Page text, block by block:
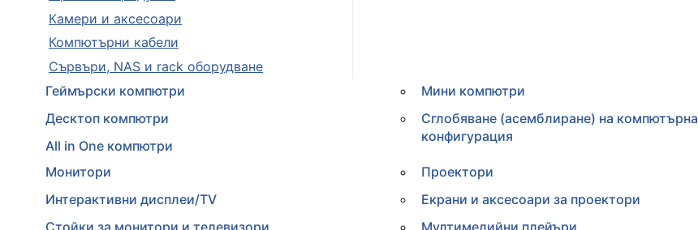
Камери и аксесоари
Компютърни кабели
Сървъри, NAS и rack оборудване
Геймърски компютри
Десктоп компютри
All in One компютри
Мини компютри
Сглобяване (асемблиране) на компютърна
конфигурация
Монитори
Интерактивни дисплеи/TV
Стойки за монитори и телевизори
Проектори
Екрани и аксесоари за проектори
Мултимедийни плейъри